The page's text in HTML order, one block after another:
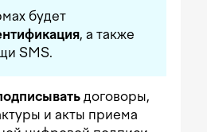
будет
, а также
SMS.
договоры,
и акты приема